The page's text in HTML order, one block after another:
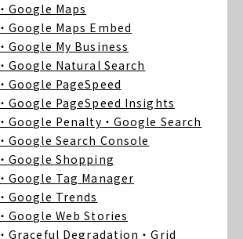
・Google Maps
・Google Maps Embed
・Google My Business
・Google Natural Search
・Google PageSpeed
・Google PageSpeed Insights
・Google Penalty ・Google Search
・Google Search Console
・Google Shopping
・Google Tag Manager
・Google Trends
・Google Web Stories
・Graceful Degradation ・Grid